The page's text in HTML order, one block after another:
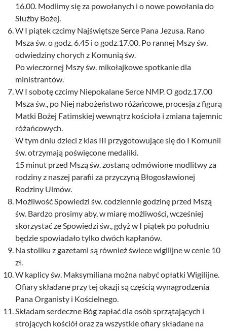
16.00. Modlimy się za powołanych i o nowe powołania do
Służby Bożej.
W I piątek czcimy Najświętsze Serce Pana Jezusa. Rano
Msza św. o godz. 6.45 i o godz.17.00. Po rannej Mszy św.
odwiedziny chorych z Komunią św.
Po wieczornej Mszy św. mikołajkowe spotkanie dla
ministrantów.
W I sobotę czcimy Niepokalane Serce NMP. O godz.17.00
Msza św., po Niej nabożeństwo różańcowe, procesja z figurą
Matki Bożej Fatimskiej wewnątrz kościoła i zmiana tajemnic
różańcowych.
W tym dniu dzieci z klas III przygotowujące się do I Komunii
św. otrzymają poświęcone medaliki.
15 minut przed Mszą św. zostaną odmówione modlitwy za
rodziny z naszej parafii za przyczyną Błogosławionej
Rodziny Ulmów.
Możliwość Spowiedzi św. codziennie godzinę przed Mszą
św. Bardzo prosimy aby, w miarę możliwości, wcześniej
skorzystać ze Spowiedzi św., gdyż w I piątek po południu
będzie spowiadało tylko dwóch kapłanów.
Na stoliku z gazetami są również świece wigilijne w cenie 10
zł.
W kaplicy św. Maksymiliana można nabyć opłatki Wigilijne.
Ofiary składane przy tej okazji są częścią wynagrodzenia
Pana Organisty i Kościelnego.
Składam serdeczne Bóg zapłać dla osób sprzątających i
strojących kościół oraz za wszystkie ofiary składane na